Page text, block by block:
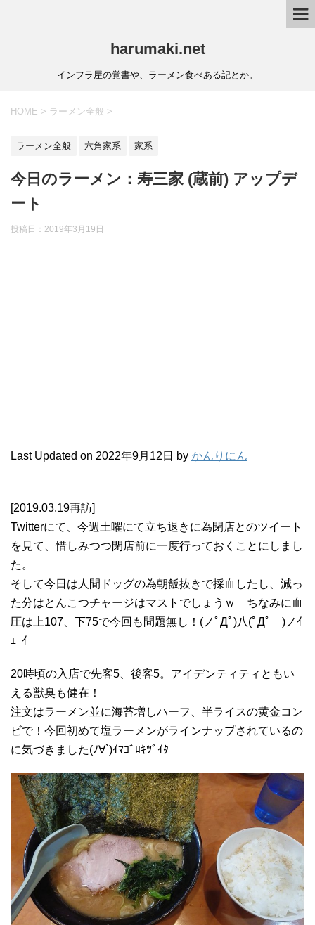
harumaki.net
インフラ屋の覚書や、ラーメン食べある記とか。
HOME > ラーメン全般 >
ラーメン全般 六角家系 家系
今日のラーメン：寿三家 (蔵前) アップデ
ート
投稿日：2019年3月19日
Last Updated on 2022年9月12日 by かんりにん
[2019.03.19再訪]
Twitterにて、今週土曜にて立ち退きに為閉店とのツイート
を見て、惜しみつつ閉店前に一度行っておくことにしまし
た。
そして今日は人間ドッグの為朝飯抜きで採血したし、減っ
た分はとんこつチャージはマストでしょうｗ ちなみに血
圧は上107、下75で今回も問題無し！(ノﾟДﾟ)八(ﾟДﾟ )ノｲ
ｴｰｲ
20時頃の入店で先客5、後客5。アイデンティティともい
える獣臭も健在！
注文はラーメン並に海苔増しハーフ、半ライスの黄金コン
ビで！今回初めて塩ラーメンがラインナップされているの
に気づきました(ﾉ∀`)ｲﾏｺﾞﾛｷﾂﾞｲﾀ